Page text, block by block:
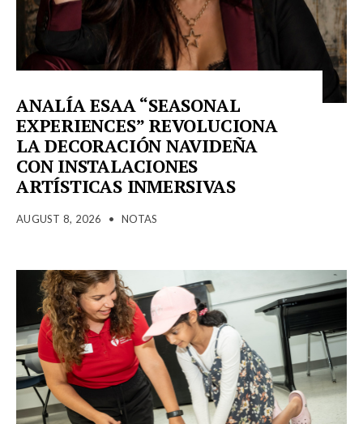
ANALÍA ESAA “SEASONAL
EXPERIENCES” REVOLUCIONA
LA DECORACIÓN NAVIDEÑA
CON INSTALACIONES
ARTÍSTICAS INMERSIVAS
AUGUST 8, 2026 • NOTAS